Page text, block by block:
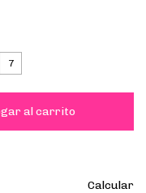
7
Calcular